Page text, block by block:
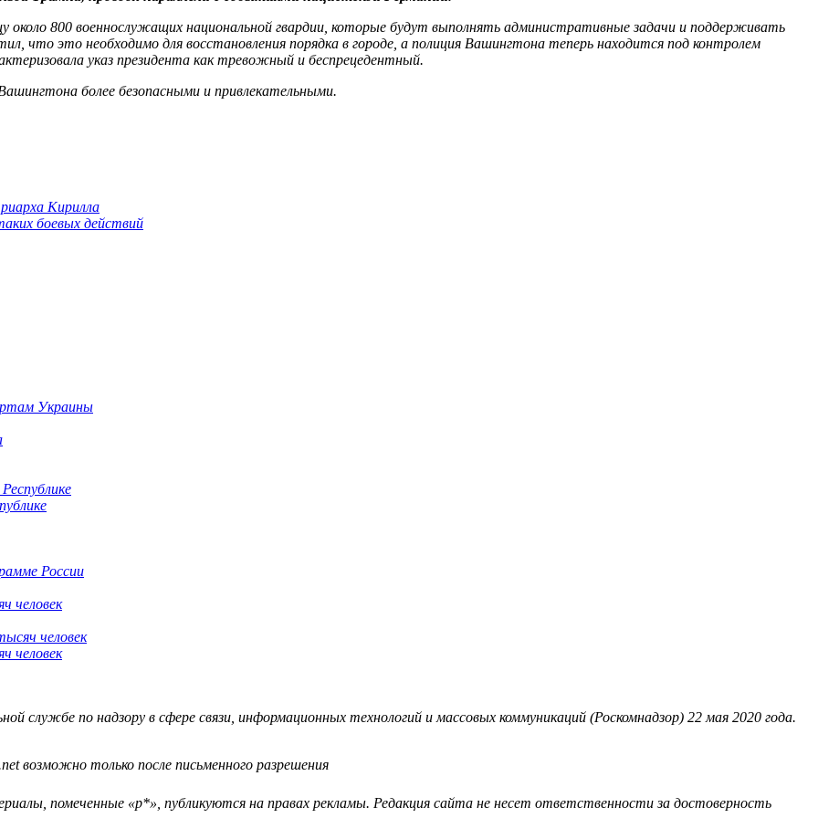
800 военнослужащих национальной гвардии, которые будут выполнять административные задачи и поддерживать
что это необходимо для восстановления порядка в городе, а полиция Вашингтона теперь находится под контролем
указ президента как тревожный и беспрецедентный.
более безопасными и привлекательными.
Кирилла
боевых действий
Украины
России
человек
человек
службе по надзору в сфере связи, информационных технологий и массовых коммуникаций (Роскомнадзор) 22 мая 2020 года.
возможно только после письменного разрешения
помеченные «р*», публикуются на правах рекламы. Редакция сайта не несет ответственности за достоверность